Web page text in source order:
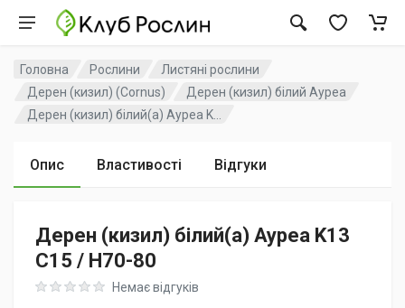
Головна Рослини
Листяні рослини
Дерен (кизил) (Cornus)
Дерен (кизил) білий Ауреа
Дерен (кизил) білий(а) Ауреа K...
Опис Властивості Відгуки
Дерен (кизил) білий(а) Ауреа K13
C15 / H70-80
Rating: 0 out of 5Немає відгуків